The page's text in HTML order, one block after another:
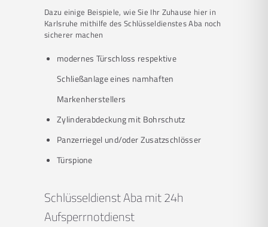
Dazu einige Beispiele, wie Sie Ihr Zuhause hier in
Karlsruhe mithilfe des Schlüsseldienstes Aba noch
sicherer machen
modernes Türschloss respektive
Schließanlage eines namhaften
Markenherstellers
Zylinderabdeckung mit Bohrschutz
Panzerriegel und/oder Zusatzschlösser
Türspione
Schlüsseldienst Aba mit 24h
Aufsperrnotdienst